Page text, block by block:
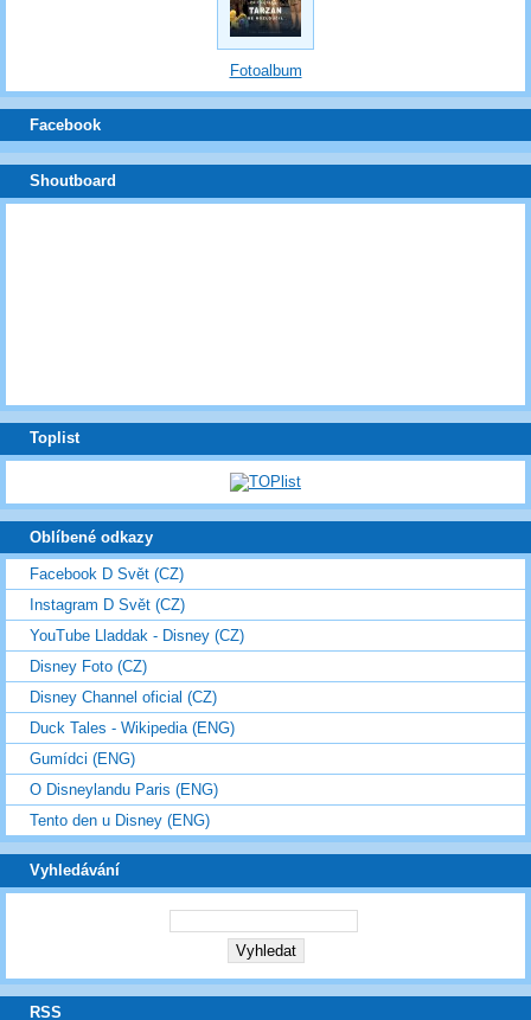
Fotoalbum
Facebook
Shoutboard
Toplist
Oblíbené odkazy
Facebook D Svět (CZ)
Instagram D Svět (CZ)
YouTube Lladdak - Disney (CZ)
Disney Foto (CZ)
Disney Channel oficial (CZ)
Duck Tales - Wikipedia (ENG)
Gumídci (ENG)
O Disneylandu Paris (ENG)
Tento den u Disney (ENG)
Vyhledávání
RSS